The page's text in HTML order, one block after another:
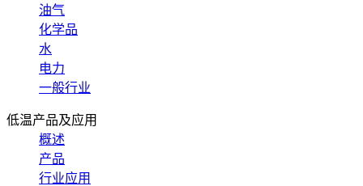
油气
化学品
水
电力
一般行业
低温产品及应用
概述
产品
行业应用